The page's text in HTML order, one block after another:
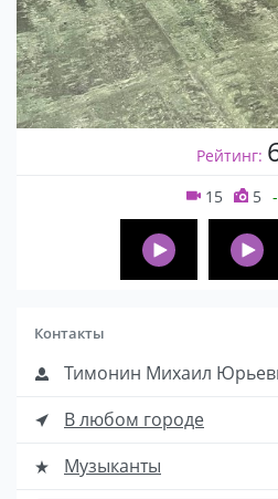
Рейтинг:
15 5
Контакты
Тимонин Михаил
В любом городе
Музыканты